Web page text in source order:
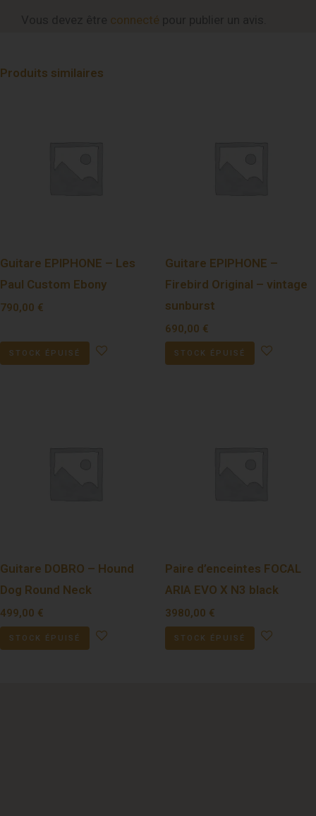
connecté
Produits similaires
Guitare EPIPHONE – Les
Paul Custom Ebony
790,00 €
STOCK ÉPUISÉ
Guitare EPIPHONE –
Firebird Original – vintage
sunburst
690,00 €
STOCK ÉPUISÉ
Guitare DOBRO – Hound
Dog Round Neck
499,00 €
STOCK ÉPUISÉ
Paire d’enceintes FOCAL
ARIA EVO X N3 black
3980,00 €
STOCK ÉPUISÉ